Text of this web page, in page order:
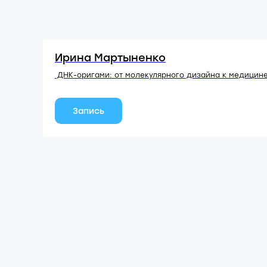
Ирина Мартыненко
ДНК-оригами: от молекулярного дизайна к
Запись